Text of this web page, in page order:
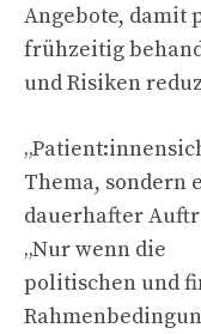
Angebote, damit
frühzeitig
und Risiken
Thema, sondern
dauerhafter
„Nur wenn die
politischen und